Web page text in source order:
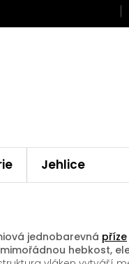
Jehlice
jednobarevná příze
hebkost,